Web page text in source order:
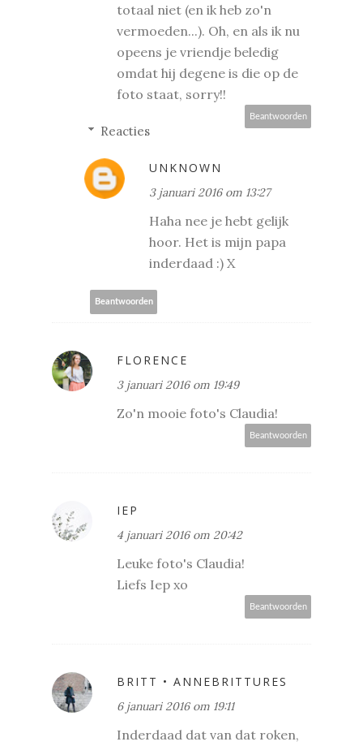
totaal niet (en ik heb zo'n
vermoeden...). Oh, en als ik nu
opeens je vriendje beledig
omdat hij degene is die op de
foto staat, sorry!!
Beantwoorden
Reacties
UNKNOWN
3 januari 2016 om 13:27
Haha nee je hebt gelijk
hoor. Het is mijn papa
inderdaad :) X
Beantwoorden
FLORENCE
3 januari 2016 om 19:49
Zo'n mooie foto's Claudia!
Beantwoorden
IEP
4 januari 2016 om 20:42
Leuke foto's Claudia!
Liefs Iep xo
Beantwoorden
BRITT • ANNEBRITTURES
6 januari 2016 om 19:11
Inderdaad dat van dat roken,